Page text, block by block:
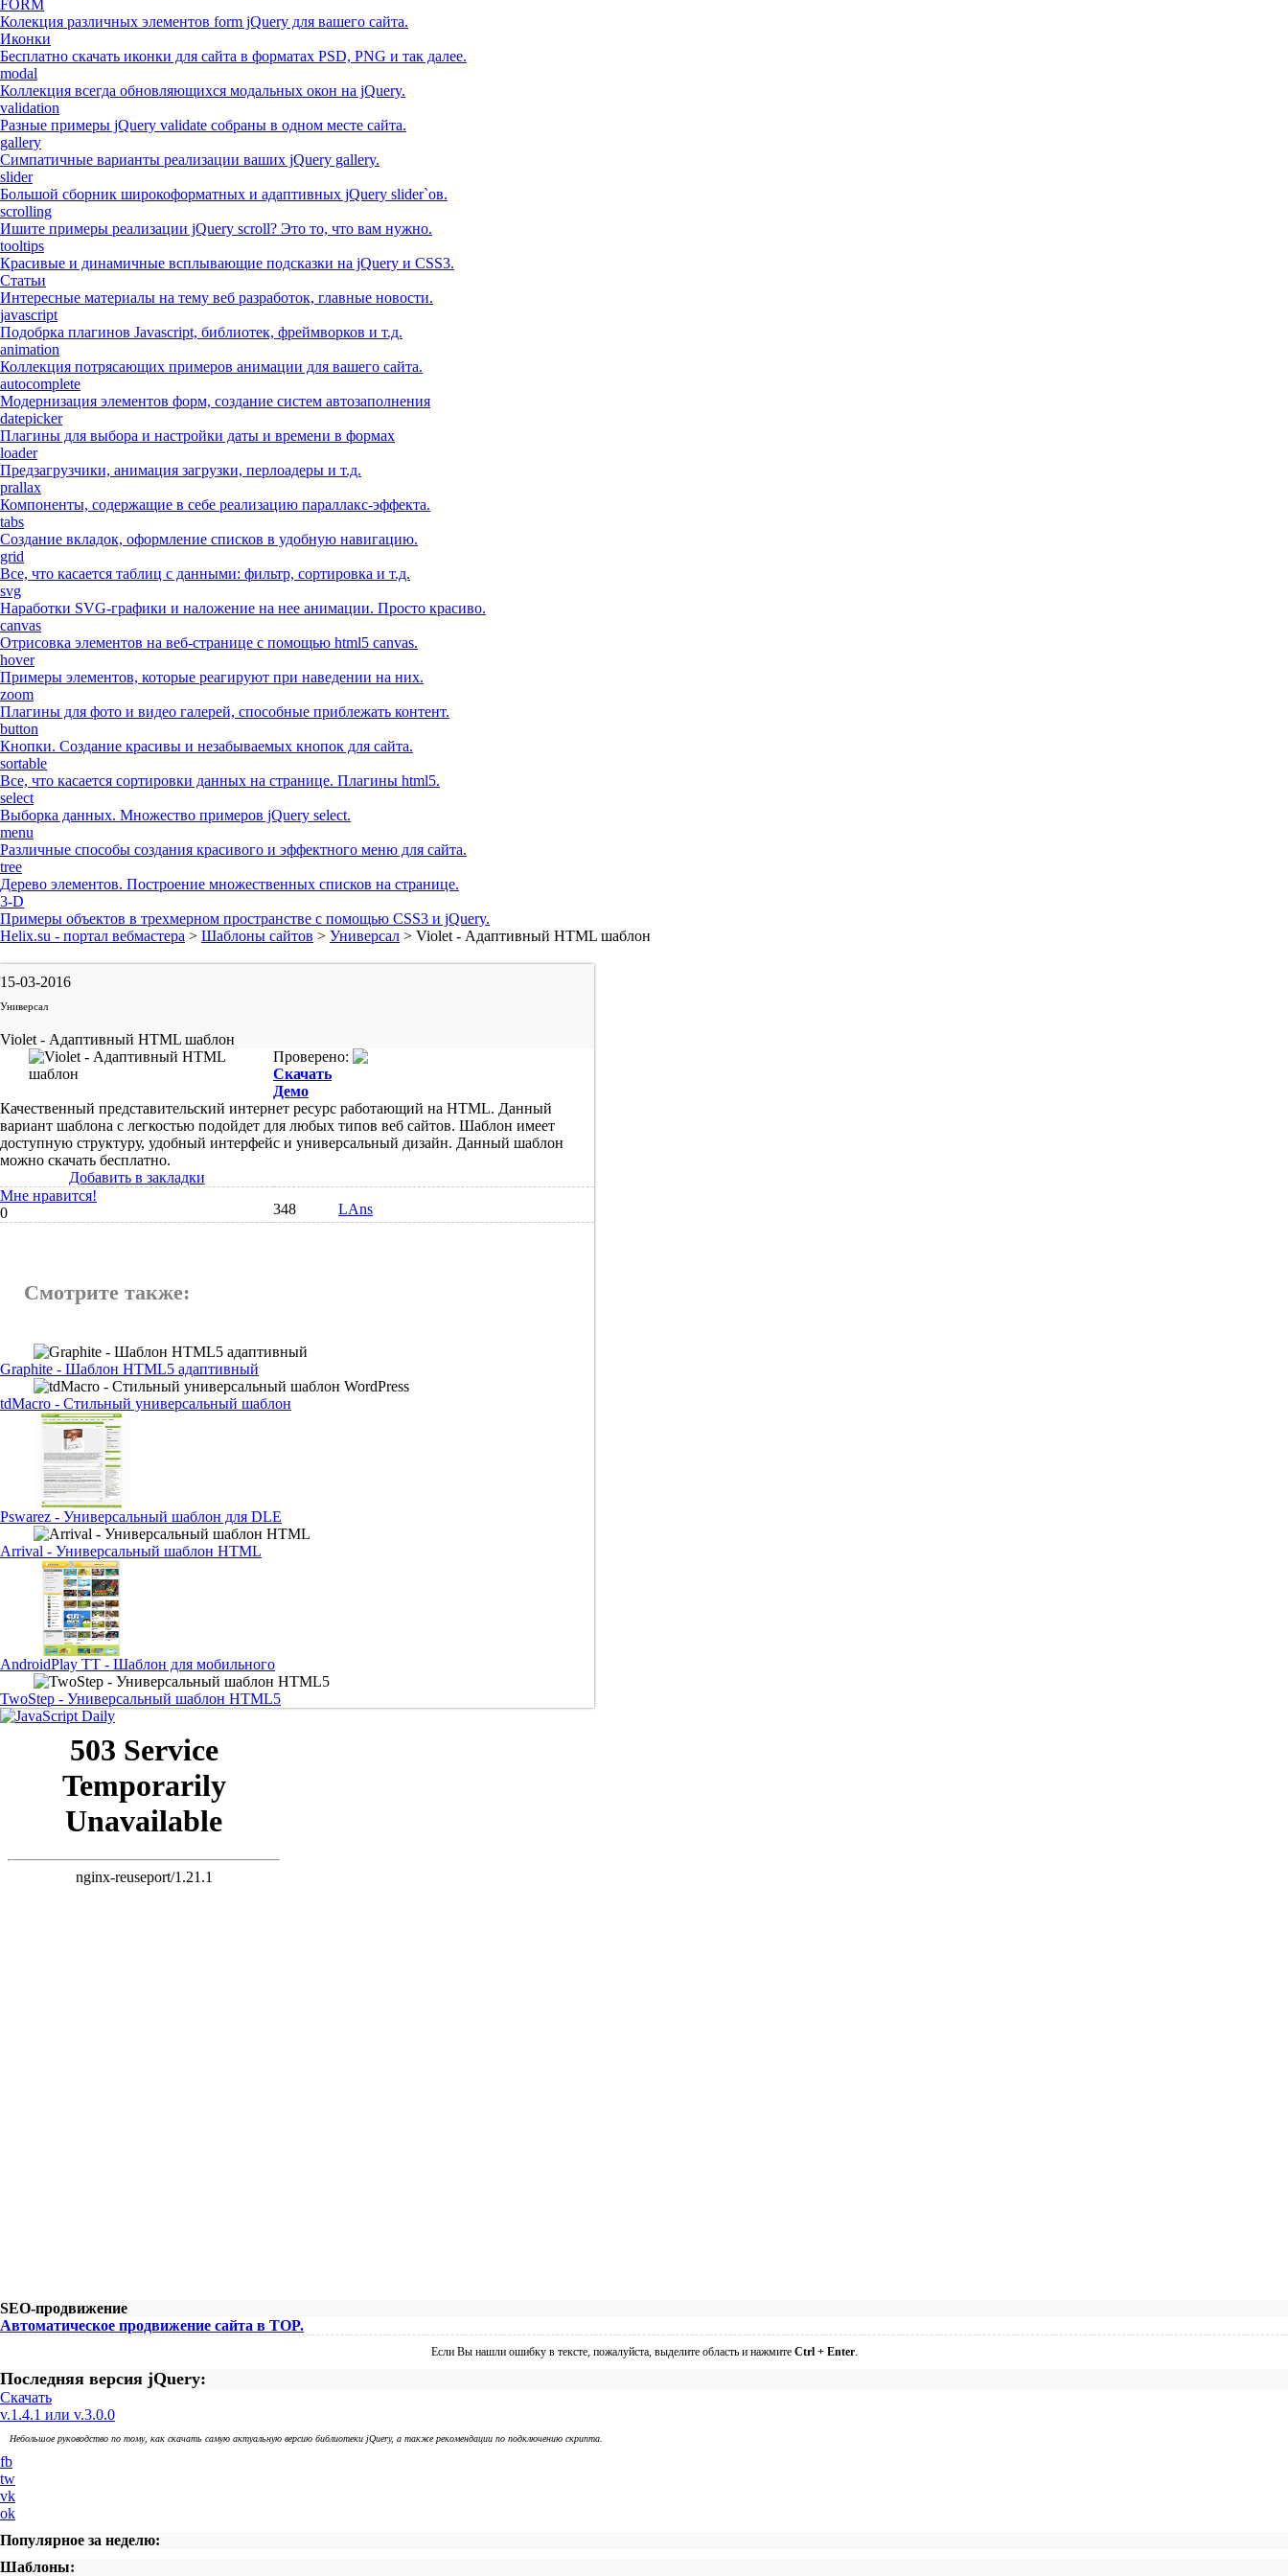
FORM
Колекция различных элементов form jQuery для вашего сайта.
Иконки
Бесплатно скачать иконки для сайта в форматах PSD, PNG и так далее.
modal
Коллекция всегда обновляющихся модальных окон на jQuery.
validation
Разные примеры jQuery validate собраны в одном месте сайта.
gallery
Симпатичные варианты реализации ваших jQuery gallery.
slider
Большой сборник широкоформатных и адаптивных jQuery slider`ов.
scrolling
Ишите примеры реализации jQuery scroll? Это то, что вам нужно.
tooltips
Красивые и динамичные всплывающие подсказки на jQuery и CSS3.
Статьи
Интересные материалы на тему веб разработок, главные новости.
javascript
Подобрка плагинов Javascript, библиотек, фреймворков и т.д.
animation
Коллекция потрясающих примеров анимации для вашего сайта.
autocomplete
Модернизация элементов форм, создание систем автозаполнения
datepicker
Плагины для выбора и настройки даты и времени в формах
loader
Предзагрузчики, анимация загрузки, перлоадеры и т.д.
prallax
Компоненты, содержащие в себе реализацию параллакс-эффекта.
tabs
Создание вкладок, оформление списков в удобную навигацию.
grid
Все, что касается таблиц с данными: фильтр, сортировка и т.д.
svg
Наработки SVG-графики и наложение на нее анимации. Просто красиво.
canvas
Отрисовка элементов на веб-странице с помощью html5 canvas.
hover
Примеры элементов, которые реагируют при наведении на них.
zoom
Плагины для фото и видео галерей, способные приблежать контент.
button
Кнопки. Создание красивы и незабываемых кнопок для сайта.
sortable
Все, что касается сортировки данных на странице. Плагины html5.
select
Выборка данных. Множество примеров jQuery select.
menu
Различные способы создания красивого и эффектного меню для сайта.
tree
Дерево элементов. Построение множественных списков на странице.
3-D
Примеры объектов в трехмерном пространстве с помощью CSS3 и jQuery.
Helix.su - портал вебмастера > Шаблоны сайтов > Универсал > Violet - Адаптивный HTML шаблон
15-03-2016
Универсал
Violet - Адаптивный HTML шаблон
Проверено:
Скачать
Демо
Качественный представительский интернет ресурс работающий на HTML. Данный
вариант шаблона с легкостью подойдет для любых типов веб сайтов. Шаблон имеет
доступную структуру, удобный интерфейс и универсальный дизайн. Данный шаблон
можно скачать бесплатно.
Добавить в закладки
Мне нравится!
0
348 LAns
Смотрите также:
Graphite - Шаблон HTML5 адаптивный
tdMacro - Стильный универсальный шаблон
Pswarez - Универсальный шаблон для DLE
Arrival - Универсальный шаблон HTML
AndroidPlay ТТ - Шаблон для мобильного
TwoStep - Универсальный шаблон HTML5
SEO-продвижение
Автоматическое продвижение сайта в TOP.
Если Вы нашли ошибку в тексте, пожалуйста, выделите область и нажмите Ctrl + Enter.
Последняя версия jQuery:
Скачать
v.1.4.1 или v.3.0.0
Небольшое руководство по тому, как скачать самую актуальную версию библиотеки jQuery, а также рекомендации по подключению скрипта.
fb
tw
vk
ok
Популярное за неделю:
Шаблоны: